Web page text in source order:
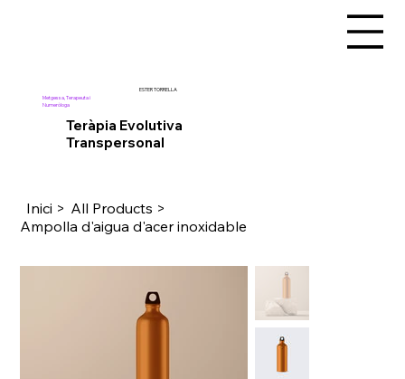
Teràpia Evolutiva
Transpersonal
Metgessa, Terapeuta i
Numeròloga
ESTER TORRELLA
Inici > All Products >
Ampolla d'aigua d'acer inoxidable